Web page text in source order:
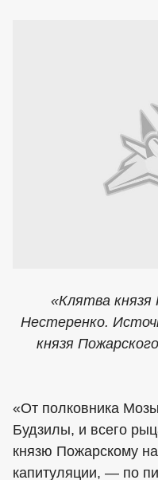
«Клятва князя
Нестеренко.
князя
«От полковника
Будзилы, и всего
князю Пожарскому
капитуляции, — по